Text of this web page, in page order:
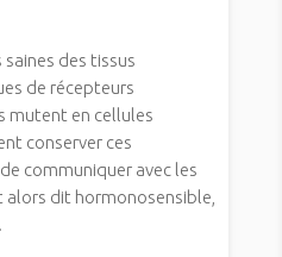
saines des tissus
de récepteurs
mutent en cellules
conserver ces
communiquer avec les
alors dit hormonosensible,